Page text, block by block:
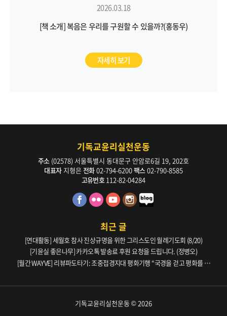
2026.03.18
[책 소개] 복음은 우리를 구원할 수 있을까?(홍동우)
자세히 보기
기독교윤리실천운동
주소 (02578) 서울특별시 동대문구 안암로6길 19, 202호
대표자지형은 전화02-794-6200팩스 02-790-8585
고유번호 112-82-04284
최근 글
[연대활동] 세월호 참사 진상규명을 위한 그리스도인 월례기도회 (8/20)
[기윤실 좋은나무] 카카오톡 발송료 후원 요청을 드립니다. (정병오)
[월간 WAYVE] 리뷰파도타기: 조중접경지대 평화기행 “국경을 걷고 평화를 생
기독교윤리실천운동 © 2026